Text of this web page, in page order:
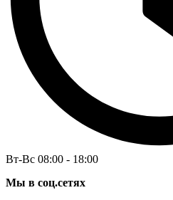
Вт-Вс 08:00 - 18:00
Мы в соц.сетях